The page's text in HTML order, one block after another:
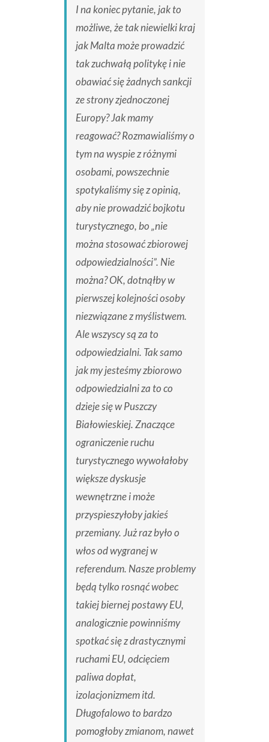
I na koniec pytanie, jak to
możliwe, że tak niewielki kraj
jak Malta może prowadzić
tak zuchwałą politykę i nie
obawiać się żadnych sankcji
ze strony zjednoczonej
Europy? Jak mamy
reagować? Rozmawialiśmy o
tym na wyspie z różnymi
osobami, powszechnie
spotykaliśmy się z opinią,
aby nie prowadzić bojkotu
turystycznego, bo „nie
można stosować zbiorowej
odpowiedzialności”. Nie
można? OK, dotnąłby w
pierwszej kolejności osoby
niezwiązane z myślistwem.
Ale wszyscy są za to
odpowiedzialni. Tak samo
jak my jesteśmy zbiorowo
odpowiedzialni za to co
dzieje się w Puszczy
Białowieskiej. Znaczące
ograniczenie ruchu
turystycznego wywołałoby
większe dyskusje
wewnętrzne i może
przyspieszyłoby jakieś
przemiany. Już raz było o
włos od wygranej w
referendum. Nasze problemy
będą tylko rosnąć wobec
takiej biernej postawy EU,
analogicznie powinniśmy
spotkać się z drastycznymi
ruchami EU, odcięciem
paliwa dopłat,
izolacjonizmem itd.
Długofalowo to bardzo
pomogłoby zmianom, nawet